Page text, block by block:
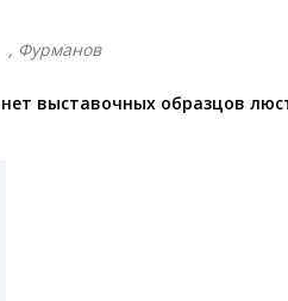
, Фурманов
выставочных образцов